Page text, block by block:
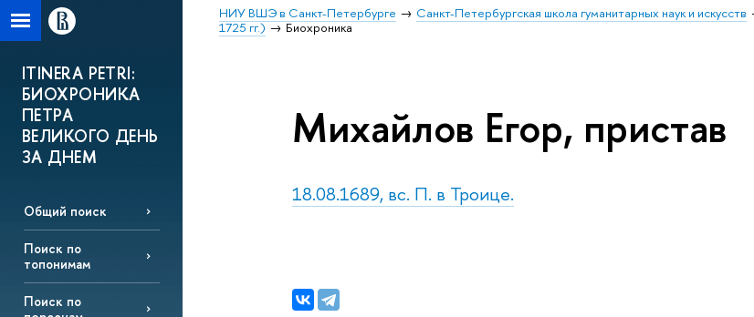
НИУ ВШЭ в Санкт-Петербурге Санкт-Петербургская школа гуманитарных наук и искусств
1725 гг.)
Биохроника
ITINERA PETRI:
БИОХРОНИКА
ПЕТРА
ВЕЛИКОГО ДЕНЬ
ЗА ДНЕМ
Общий поиск
Поиск по
топонимам
Поиск по
Михайлов Егор, пристав
18.08.1689, вс. П. в Троице.